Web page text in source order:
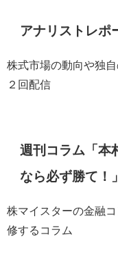
アナリストレポ
株式市場の動向や独
２回配信
週刊コラム「本
なら必ず勝て！」
株マイスターの金融
修するコラム